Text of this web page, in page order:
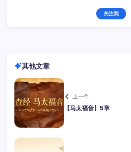
关注我
其他文章
上一个
【马太福音】5章